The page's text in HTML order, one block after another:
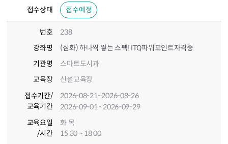
접수상태 접수예정
번호
238
강좌명
(심화) 하나씩 쌓는 스펙! ITQ파워포인트자격증
기관명
스마트도시과
교육장
신설교육장
접수기간/
교육기간
2026-08-21~2026-08-26
2026-09-01~2026-09-29
교육요일
/시간
화 목
15:30 ~ 18:00